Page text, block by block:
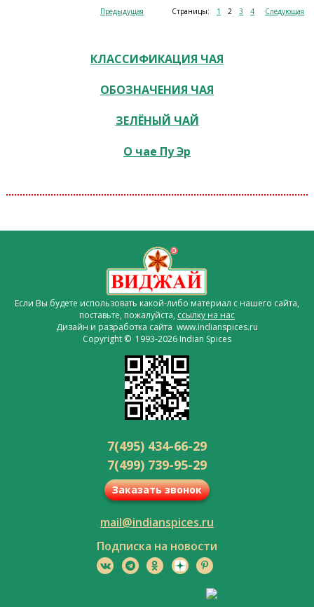
Предыдущая Страницы: 1 2 3 4 Следующая
КЛАССИФИКАЦИЯ ЧАЯ
ОБОЗНАЧЕНИЯ ЧАЯ
ЗЕЛЁНЫЙ ЧАЙ
О чае Пу Эр
Если Вы будете использовать какой-либо материал с нашего сайта,
поставьте, пожалуйста, ссылку на нас
Дизайн и разработка сайта www.indianspices.ru
Copyright © 1993-2026 Indian Spices
7(495) 434-66-29
7(499) 739-95-29
Заказать звонок
mail@indianspices.ru
Подписка на новости